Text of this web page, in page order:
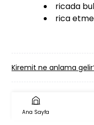
ricada
rica
Kiremit ne anlama
Ana Sayfa